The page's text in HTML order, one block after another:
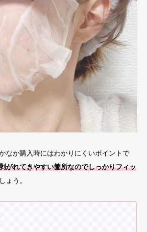
なか購入時にはわかりにくいポイントで
がれてきやすい箇所なのでしっかりフィッ
ょう。